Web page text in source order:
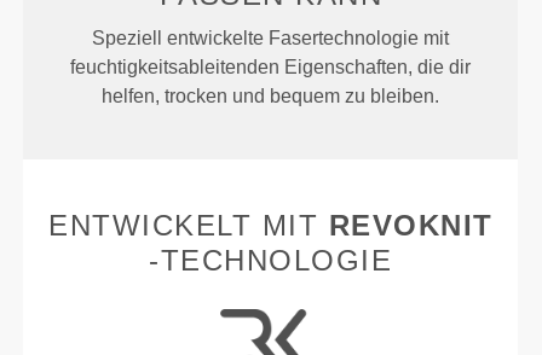
Speziell entwickelte Fasertechnologie mit
feuchtigkeitsableitenden Eigenschaften, die dir
helfen, trocken und bequem zu bleiben.
ENTWICKELT MIT REVOKNIT
-TECHNOLOGIE